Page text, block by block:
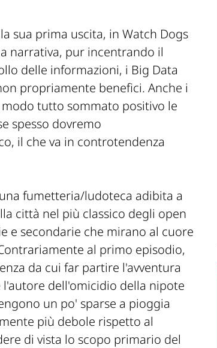
sua prima uscita, in Watch Dogs
narrativa, pur incentrando il
delle informazioni, i Big Data
propriamente benefici. Anche i
tutto sommato positivo le
spesso dovremo
il che va in controtendenza
fumetteria/ludoteca adibita a
città nel più classico degli open
e secondarie che mirano al cuore
al primo episodio,
da cui far partire l'avventura
dell'omicidio della nipote
un po' sparse a pioggia
più debole rispetto al
di vista lo scopo primario del